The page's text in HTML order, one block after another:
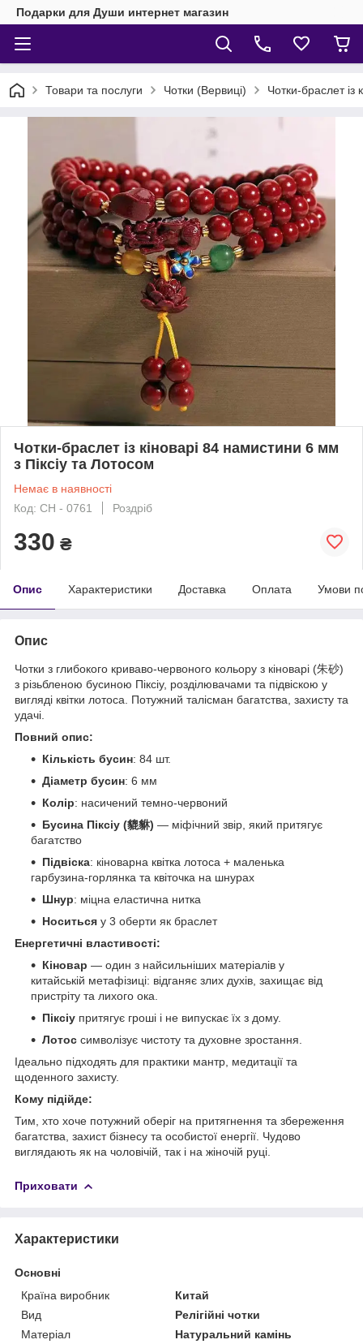
Подарки для Души интернет магазин
Товари та послуги Чотки (Вервиці) Чотки-браслет із
Чотки-браслет із кіноварі 84 намистини 6 мм
з Піксіу та Лотосом
Немає в наявності
Код: CH - 0761
Роздріб
330 ₴
Опис Характеристики Доставка Оплата Умови
Опис
Чотки з глибокого криваво-червоного кольору з кіноварі (朱砂)
з різьбленою бусиною Піксіу, розділювачами та підвіскою у
вигляді квітки лотоса. Потужний талісман багатства, захисту та
удачі.
Повний опис:
Кількість бусин: 84 шт.
Діаметр бусин: 6 мм
Колір: насичений темно-червоний
Бусина Піксіу (貔貅) — міфічний звір, який притягує
багатство
Підвіска: кіноварна квітка лотоса + маленька
гарбузина-горлянка та квіточка на шнурах
Шнур: міцна еластична нитка
Носиться у 3 оберти як браслет
Енергетичні властивості:
Кіновар — один з найсильніших матеріалів у
китайській метафізиці: відганяє злих духів, захищає від
пристріту та лихого ока.
Піксіу притягує гроші і не випускає їх з дому.
Лотос символізує чистоту та духовне зростання.
Ідеально підходять для практики мантр, медитації та
щоденного захисту.
Кому підійде:
Тим, хто хоче потужний оберіг на притягнення та збереження
багатства, захист бізнесу та особистої енергії. Чудово
виглядають як на чоловічій, так і на жіночій руці.
Приховати
Характеристики
Основні
Країна виробник
Китай
Вид
Релігійні чотки
Матеріал
Натуральний камінь